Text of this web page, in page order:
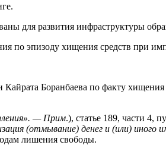
для развития инфраструктуры
по эпизоду хищения средств при
Боранбаева по факту хищения
— Прим.), статье 189, части 4,
(отмывание) денег и (или)
лишения свободы.